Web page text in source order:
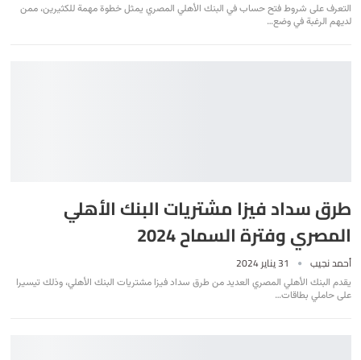
التعرف على شروط فتح حساب في البنك الأهلي المصري يمثل خطوة مهمة للكثيرين، ممن
لديهم الرغبة في وضع…
طرق سداد فيزا مشتريات البنك الأهلي
المصري وفترة السماح 2024
أحمد نجيب 31 يناير 2024
يقدم البنك الأهلي المصري العديد من طرق سداد فيزا مشتريات البنك الأهلي، وذلك تيسيرا
على حاملي بطاقات…